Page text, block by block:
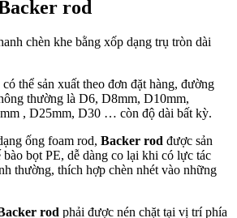
rod
chèn khe bằng xốp dạng trụ tròn dài
thể sản xuất theo đơn đặt hàng, đường
thường là D6, D8mm, D10mm,
, D25mm, D30 … còn độ dài bất kỳ.
ống foam rod, Backer rod được sản
bọt PE, dễ dàng co lại khi có lực tác
thường, thích hợp chèn nhét vào những
rod phải được nén chặt tại vị trí phía